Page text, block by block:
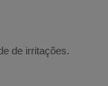
de irritações.